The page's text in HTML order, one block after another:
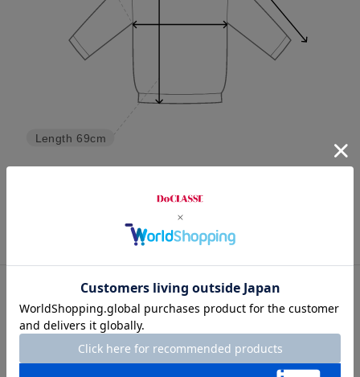
Length 69cm
L
スタッフコメント
スタッフコメント